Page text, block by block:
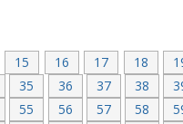
15 16 17 18
35 36 37 38
55 56 57 58